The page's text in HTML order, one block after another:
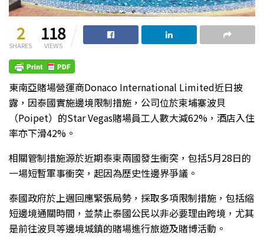
2
SHARES
118
VIEWS
東南亞賭場營運商Donaco International Limited近日披
露，因泰國實施邊境限制措施，公司位於柬埔寨波貝
（Poipet）的Star Vegas賭場員工人數大減62%，酒店入住
率亦下滑42%。
相關管制措施源於近期泰柬兩國發生衝突，包括5月28日的
一場短暫軍事衝突，起因為歷史性邊界爭議。
泰國政府於上週回應緊張局勢，採取多項限制措施，包括縮
短邊境通關時間，並禁止泰國公民以非必要理由跨境，尤其
是前往波貝等邊境城鎮的賭場進行旅遊及賭博活動。